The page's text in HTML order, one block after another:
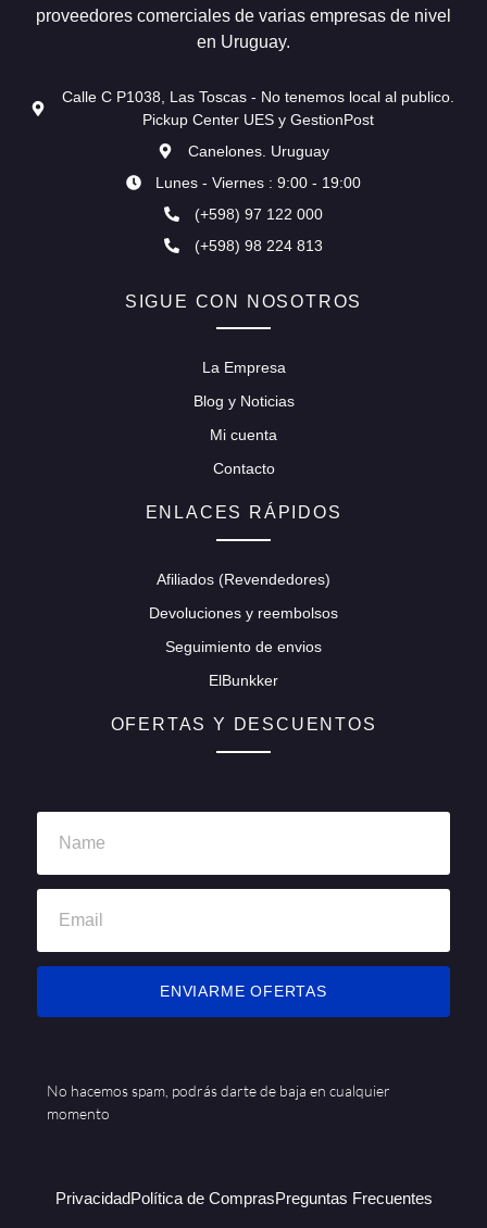
proveedores comerciales de varias empresas de nivel
en Uruguay.
Calle C P1038, Las Toscas - No tenemos local al publico.
Pickup Center UES y GestionPost
Canelones. Uruguay
Lunes - Viernes : 9:00 - 19:00
(+598) 97 122 000
(+598) 98 224 813
SIGUE CON NOSOTROS
La Empresa
Blog y Noticias
Mi cuenta
Contacto
ENLACES RÁPIDOS
Afiliados (Revendedores)
Devoluciones y reembolsos
Seguimiento de envios
ElBunkker
OFERTAS Y DESCUENTOS
ENVIARME OFERTAS
No hacemos spam, podrás darte de baja en cualquier
momento
PrivacidadPolítica de ComprasPreguntas Frecuentes